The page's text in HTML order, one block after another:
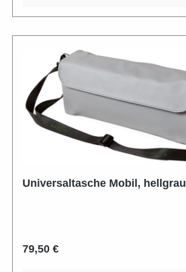
Universaltasche Mobil, hellgrau
Regulärer Preis:
79,50 €